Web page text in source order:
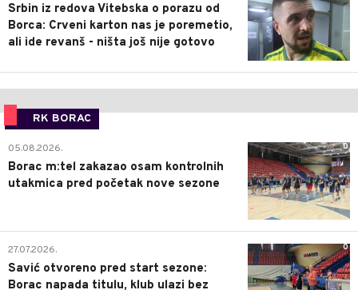
Srbin iz redova Vitebska o porazu od
Borca: Crveni karton nas je poremetio,
ali ide revanš - ništa još nije gotovo
RK BORAC
0
05.08.2026.
Borac m:tel zakazao osam kontrolnih
utakmica pred početak nove sezone
0
27.07.2026.
Savić otvoreno pred start sezone:
Borac napada titulu, klub ulazi bez